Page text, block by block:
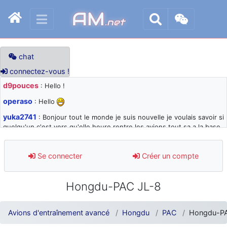
AM.net
chat
connectez-vous !
d9pouces : Hello !
operaso : Hello
yuka2741 : Bonjour tout le monde je suis nouvelle je voulais savoir si
quelqu'un c'est vers qu'elle heure rentre les avions tout sa a la base
d9pouces: désolé pour les quelques blocages du site ces derniers
jours : je teste des méthodes contre le spam et les bots trop nocifs
: Super, la nouvelle bannière
d9pouces: je suis un avion@,._,+ > lesquels ? je ne suis pas sûr de
comprendre
Se connecter Créer un compte
Hongdu-PAC JL-8
Avions d'entraînement avancé Hongdu PAC Hongdu-